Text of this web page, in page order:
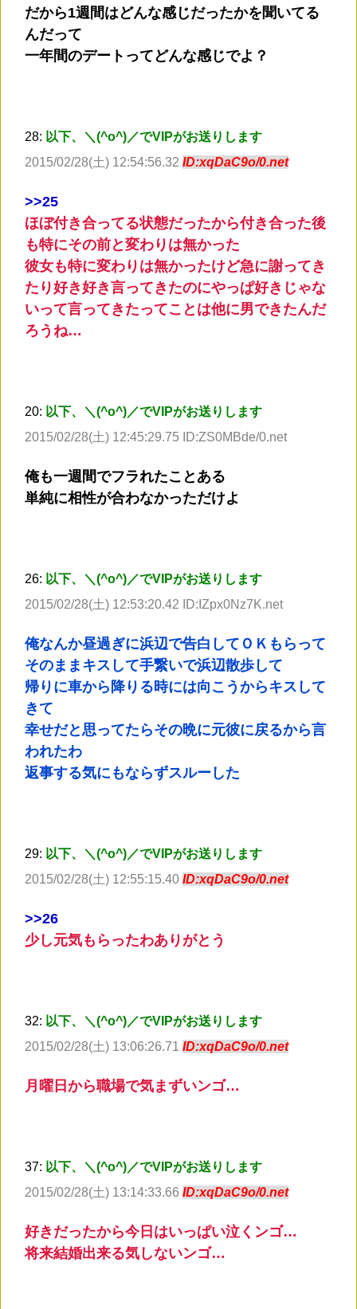
だから1週間はどんな感じだったかを聞いてる
んだって
一年間のデートってどんな感じでよ？
28: 以下、＼(^o^)／でVIPがお送りします
2015/02/28(土) 12:54:56.32 ID:xqDaC9o/0.net
>>25
ほぼ付き合ってる状態だったから付き合った後
も特にその前と変わりは無かった
彼女も特に変わりは無かったけど急に謝ってき
たり好き好き言ってきたのにやっぱ好きじゃな
いって言ってきたってことは他に男できたんだ
ろうね…
20: 以下、＼(^o^)／でVIPがお送りします
2015/02/28(土) 12:45:29.75 ID:ZS0MBde/0.net
俺も一週間でフラれたことある
単純に相性が合わなかっただけよ
26: 以下、＼(^o^)／でVIPがお送りします
2015/02/28(土) 12:53:20.42 ID:IZpx0Nz7K.net
俺なんか昼過ぎに浜辺で告白してＯＫもらって
そのままキスして手繋いで浜辺散歩して
帰りに車から降りる時には向こうからキスして
きて
幸せだと思ってたらその晩に元彼に戻るから言
われたわ
返事する気にもならずスルーした
29: 以下、＼(^o^)／でVIPがお送りします
2015/02/28(土) 12:55:15.40 ID:xqDaC9o/0.net
>>26
少し元気もらったわありがとう
32: 以下、＼(^o^)／でVIPがお送りします
2015/02/28(土) 13:06:26.71 ID:xqDaC9o/0.net
月曜日から職場で気まずいンゴ…
37: 以下、＼(^o^)／でVIPがお送りします
2015/02/28(土) 13:14:33.66 ID:xqDaC9o/0.net
好きだったから今日はいっぱい泣くンゴ…
将来結婚出来る気しないンゴ…